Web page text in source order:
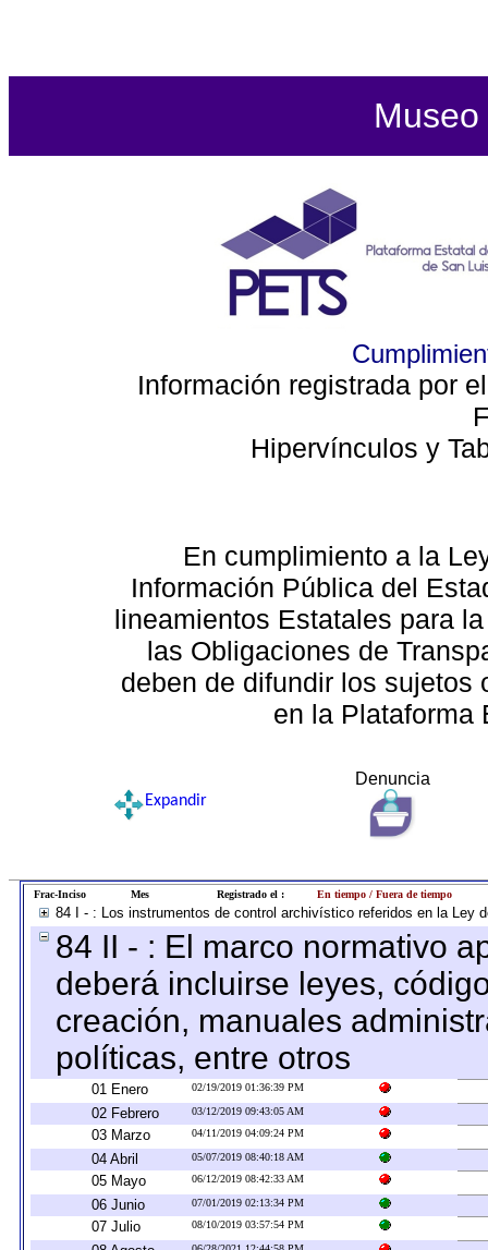
Información registrada por
Hipervínculos y
En cumplimiento a la
Información Pública del
lineamientos Estatales para
las Obligaciones de
deben de difundir los sujetos
en la Plataforma
Denuncia
Expandir
Frac-Inciso Mes Registrado el : En tiempo / Fuera de tiempo
84 I - : Los instrumentos de control archivístico referidos en la Ley
84 II - : El marco normativo
deberá incluirse leyes,
creación, manuales
políticas, entre otros
01 Enero 02/19/2019 01:36:39 PM
02 Febrero 03/12/2019 09:43:05 AM
03 Marzo 04/11/2019 04:09:24 PM
04 Abril 05/07/2019 08:40:18 AM
05 Mayo 06/12/2019 08:42:33 AM
06 Junio 07/01/2019 02:13:34 PM
07 Julio 08/10/2019 03:57:54 PM